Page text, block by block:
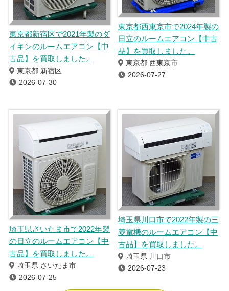
東京都新宿区で2021年製のダ
イキンのルームエアコン【中
古品】を買取しました。
東京都 新宿区
2026-07-30
東京都西東京市で2024年製の
日立のルームエアコン【中古
品】を買取しました。
東京都 西東京市
2026-07-27
埼玉県さいたま市で2022年製
の日立のルームエアコン【中
古品】を買取しました。
埼玉県 さいたま市
2026-07-25
埼玉県川口市で2022年製の三
菱電機のルームエアコン【中
古品】を買取しました。
埼玉県 川口市
2026-07-23